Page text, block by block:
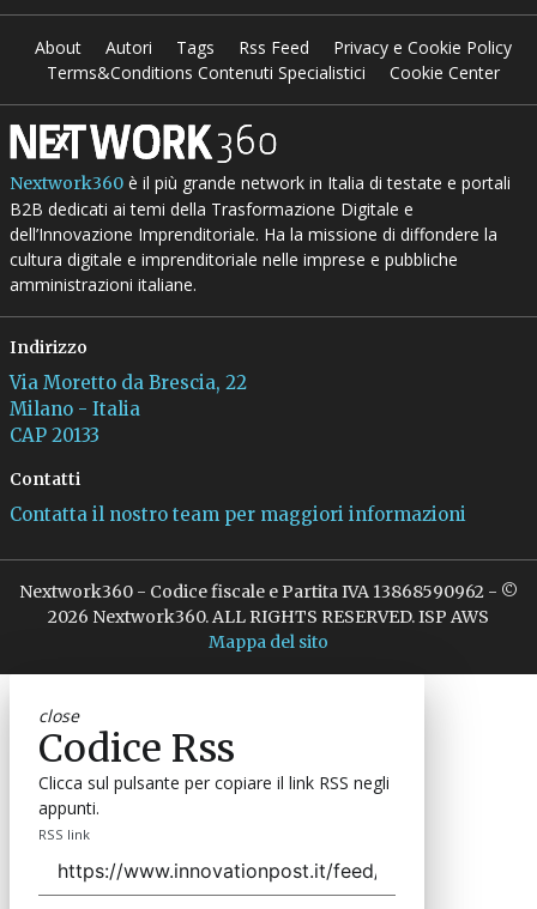
About Autori Tags Rss Feed
Privacy e Cookie Policy
Terms&Conditions Contenuti Specialistici
Cookie Center
Nextwork360è il più grande network in Italia di testate e portali
B2B dedicati ai temi della Trasformazione Digitale e
dell’Innovazione Imprenditoriale. Ha la missione di diffondere la
cultura digitale e imprenditoriale nelle imprese e pubbliche
amministrazioni italiane.
Indirizzo
Via Moretto da Brescia, 22
Milano - Italia
CAP 20133
Contatti
Contatta il nostro team per maggiori informazioni
Nextwork360 - Codice fiscale e Partita IVA 13868590962 - ©
2026 Nextwork360. ALL RIGHTS RESERVED. ISP AWS
Mappa del sito
close
Codice Rss
Clicca sul pulsante per copiare il link RSS negli
appunti.
RSS link